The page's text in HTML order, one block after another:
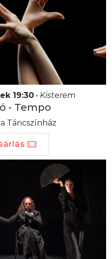
19:30• Kisterem
- Tempo
Táncszínház